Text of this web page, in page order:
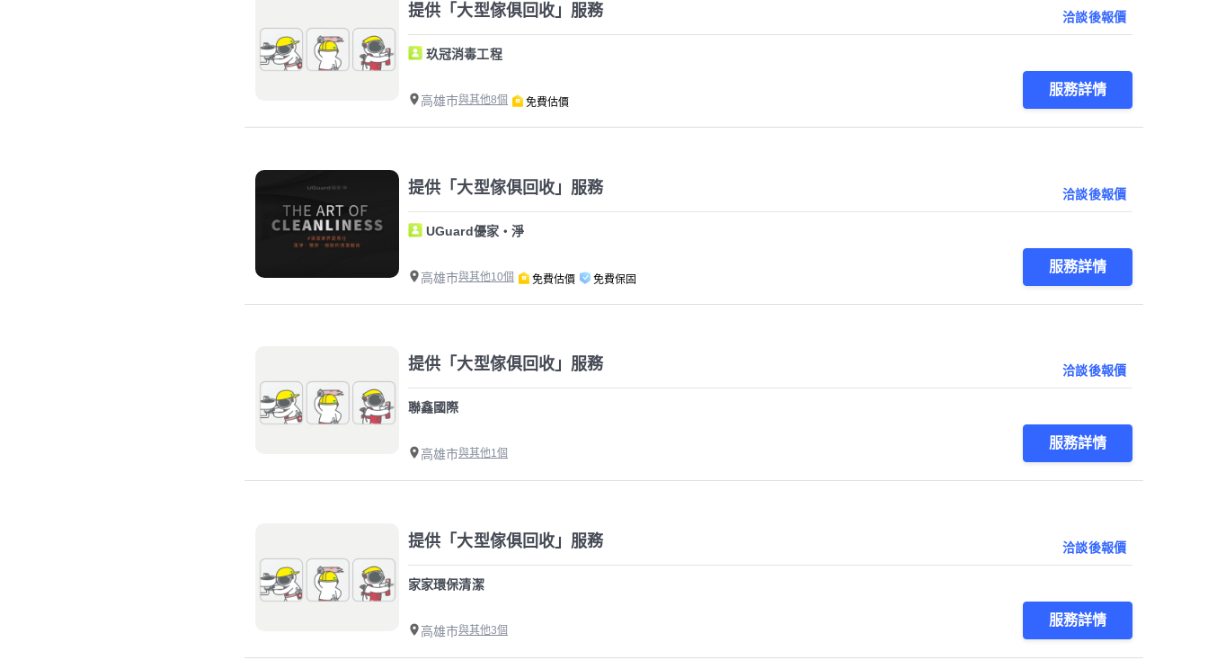
提供「大型傢俱回收」服務 洽談後報價
玖冠消毒工程
高雄市與其他8個 免費估價
服務詳情
提供「大型傢俱回收」服務 洽談後報價
UGuard優家・淨
高雄市與其他10個 免費估價 免費保固
服務詳情
提供「大型傢俱回收」服務 洽談後報價
聯鑫國際
高雄市與其他1個
服務詳情
提供「大型傢俱回收」服務 洽談後報價
家家環保清潔
高雄市與其他3個
服務詳情